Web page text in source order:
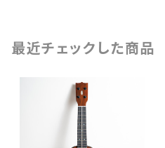
最近チェックした商品